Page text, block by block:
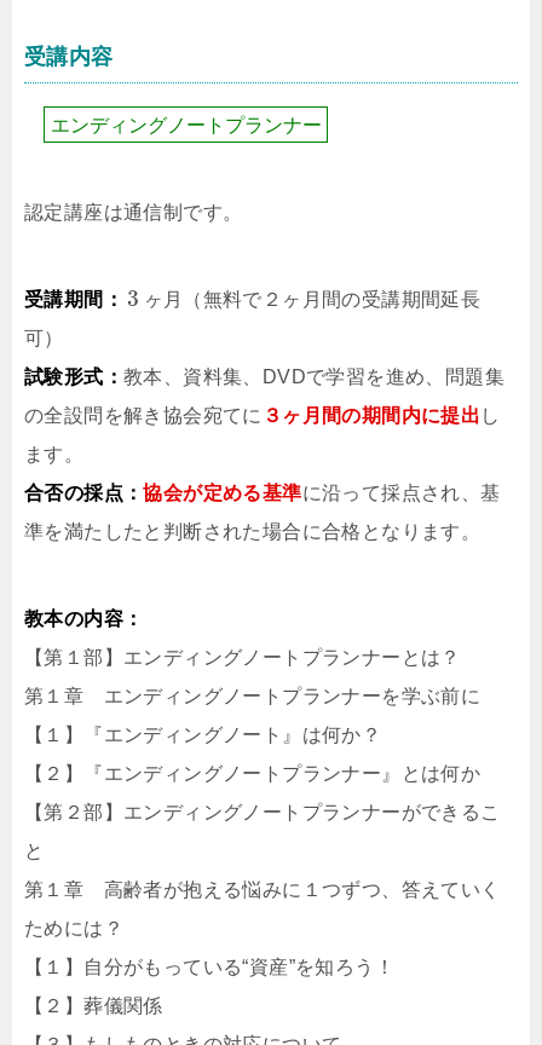
受講内容
エンディ ングノ ー ト プラ ンナー
認定講座は通信制です。
受講期間： 3 ヶ 月
（無料で２ヶ月間の受講期間延長
可）
試験形式： 教本、資料集、DVDで学習を進め、問題集
の全設問を解き協会宛てに ３ヶ月間の期間内に提出 し
ます。
合否の採点：協会が定める基準に沿って採点され、基
準を満たしたと判断された場合に合格となります。
教本の内容：
【第１部】エンディングノートプランナーとは？
第１章 エンディングノートプランナーを学ぶ前に
【１】『エンディングノート』は何か？
【２】『エンディングノートプランナー』とは何か
【第２部】エンディングノートプランナーができるこ
と
第１章 高齢者が抱える悩みに１つずつ、答えていく
ためには？
【１】自分がもっている“資産”を知ろう！
【２】葬儀関係